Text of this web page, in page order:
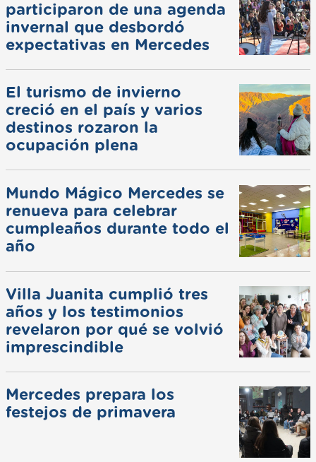
participaron de una agenda
invernal que desbordó
expectativas en Mercedes
El turismo de invierno
creció en el país y varios
destinos rozaron la
ocupación plena
Mundo Mágico Mercedes se
renueva para celebrar
cumpleaños durante todo el
año
Villa Juanita cumplió tres
años y los testimonios
revelaron por qué se volvió
imprescindible
Mercedes prepara los
festejos de primavera